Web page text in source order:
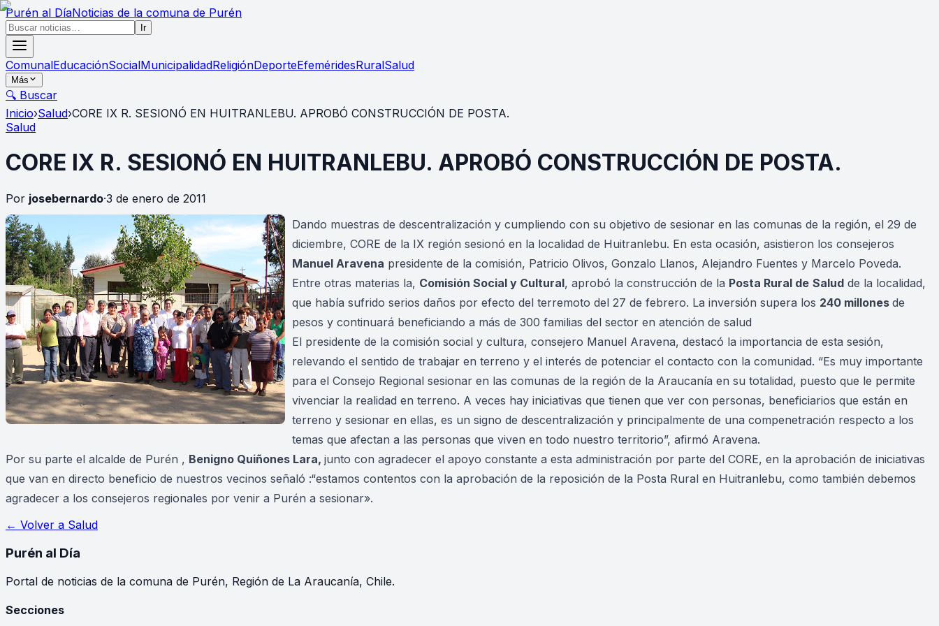
Purén al DíaNoticias de la comuna de Purén
Ir
ComunalEducaciónSocialMunicipalidadReligiónDeporteEfeméridesRuralSalud
Más
🔍 Buscar
Inicio›Salud›CORE IX R. SESIONÓ EN HUITRANLEBU. APROBÓ CONSTRUCCIÓN DE POSTA.
Salud
CORE IX R. SESIONÓ EN HUITRANLEBU. APROBÓ CONSTRUCCIÓN DE POSTA.
Por josebernardo·3 de enero de 2011
Dando muestras de descentralización y cumpliendo con su objetivo de sesionar en las comunas de la región, el 29 de
diciembre, CORE de la IX región sesionó en la localidad de Huitranlebu. En esta ocasión, asistieron los consejeros
Manuel Aravena presidente de la comisión, Patricio Olivos, Gonzalo Llanos, Alejandro Fuentes y Marcelo Poveda.
Entre otras materias la, Comisión Social y Cultural, aprobó la construcción de la Posta Rural de Salud de la localidad,
que había sufrido serios daños por efecto del terremoto del 27 de febrero. La inversión supera los 240 millones de
pesos y continuará beneficiando a más de 300 familias del sector en atención de salud
El presidente de la comisión social y cultura, consejero Manuel Aravena, destacó la importancia de esta sesión,
relevando el sentido de trabajar en terreno y el interés de potenciar el contacto con la comunidad. “Es muy importante
para el Consejo Regional sesionar en las comunas de la región de la Araucanía en su totalidad, puesto que le permite
vivenciar la realidad en terreno. A veces hay iniciativas que tienen que ver con personas, beneficiarios que están en
terreno y sesionar en ellas, es un signo de descentralización y principalmente de una compenetración respecto a los
temas que afectan a las personas que viven en todo nuestro territorio”, afirmó Aravena.
Por su parte el alcalde de Purén , Benigno Quiñones Lara, junto con agradecer el apoyo constante a esta administración por parte del CORE, en la aprobación de iniciativas
que van en directo beneficio de nuestros vecinos señaló :“estamos contentos con la aprobación de la reposición de la Posta Rural en Huitranlebu, como también debemos
agradecer a los consejeros regionales por venir a Purén a sesionar».
← Volver a Salud
Purén al Día
Portal de noticias de la comuna de Purén, Región de La Araucanía, Chile.
Secciones